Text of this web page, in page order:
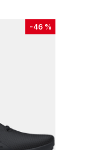
-46 %